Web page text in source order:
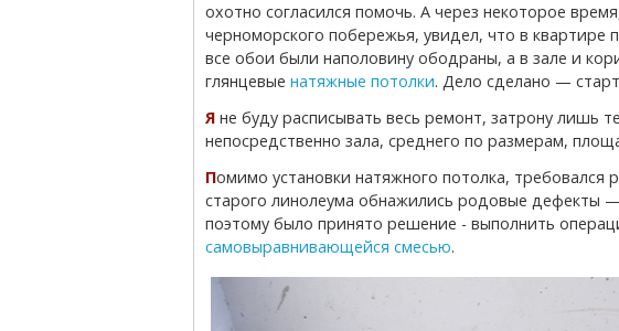
охотно согласился помочь. А через некоторое
черноморского побережья, увидел, что в
все обои были наполовину ободраны, а в зале и
глянцевые натяжные потолки. Дело сделано —
Я не буду расписывать весь ремонт, затрону лишь те моменты, которые касаются
непосредственно зала, среднего по размерам,
Помимо установки натяжного потолка, требовался ремонт стен и пола. После вскрытия
старого линолеума обнажились родовые дефекты
поэтому было принято решение - выполнить
самовыравнивающейся смесью.